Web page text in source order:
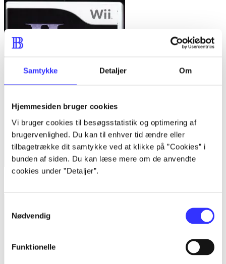
Samtykke Detaljer Om
Hjemmesiden bruger cookies
Vi bruger cookies til besøgsstatistik og optimering af
brugervenlighed. Du kan til enhver tid ændre eller
tilbagetrække dit samtykke ved at klikke på ”Cookies” i
bunden af siden. Du kan læse mere om de anvendte
cookies under ”Detaljer”.
Nødvendig
Funktionelle